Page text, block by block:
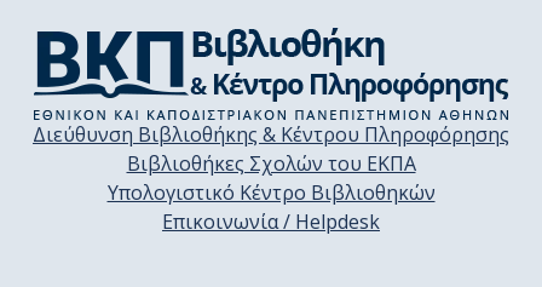
Διεύθυνση Βιβλιοθήκης & Κέντρου Πληροφόρησης
Βιβλιοθήκες Σχολών του ΕΚΠΑ
Υπολογιστικό Κέντρο Βιβλιοθηκών
Επικοινωνία / Helpdesk